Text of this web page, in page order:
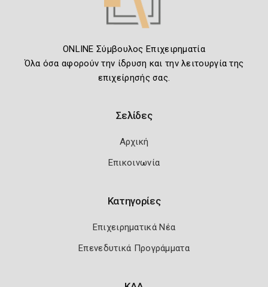
ONLINE Σύμβουλος Επιχειρηματία
Όλα όσα αφορούν την ίδρυση και την λειτουργία της
επιχείρησής σας.
Σελίδες
Αρχική
Επικοινωνία
Κατηγορίες
Επιχειρηματικά Νέα
Επενεδυτικά Προγράμματα